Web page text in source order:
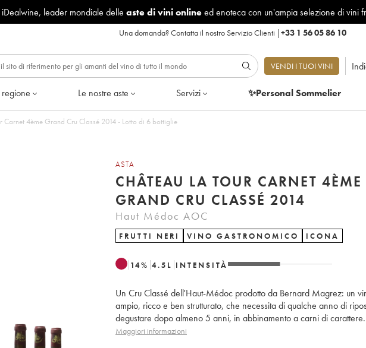
leader mondiale delle aste di vini onlineed enoteca con un'ampia selezione di vini
Una domanda?Contatta il nostro Servizio Clienti |+33 1 56 05 86 10
VENDI I TUOI VINI
Le nostre aste Servizi ✨Personal Sommelier
Château la Tour Carnet 4ème Grand Cru Classé 2014 - Lotto di 6 bottiglie
ASTA
CHÂTEAU LA TOUR CARNET 4ÈME
GRAND CRU CLASSÉ 2014
Haut Médoc AOC
FRUTTI NERI VINO GASTRONOMICO ICONA
14% 4.5 L INTENSITÀ
Un Cru Classé dell'Haut-Médoc prodotto da Bernard Magrez: un
ampio, ricco e ben strutturato, che necessita di qualche anno di
degustare dopo almeno 5 anni, in abbinamento a carni di carattere.
Maggiori informazioni